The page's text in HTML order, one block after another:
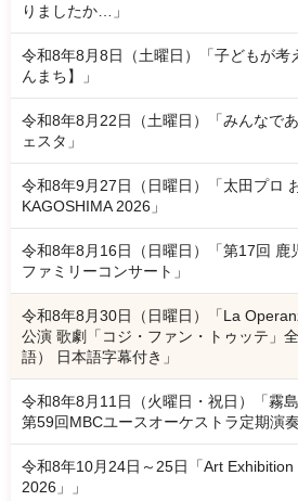
りましたか…」
令和8年8月8日（土曜日）「子どもが考
んまち】」
令和8年8月22日（土曜日）「みんなで
ェスタ」
令和8年9月27日（日曜日）「太田プロ
KAGOSHIMA 2026」
令和8年8月16日（日曜日）「第17回 鹿
ファミリーコンサート」
令和8年8月30日（日曜日）「La
公演 歌劇「コジ・ファン・トゥッテ」
語） 日本語字幕付き」
令和8年8月11日（火曜日・祝日）「霧
第59回MBCユースオーケストラ定期演奏
令和8年10月24日～25日「Art Exhibition
2026」」